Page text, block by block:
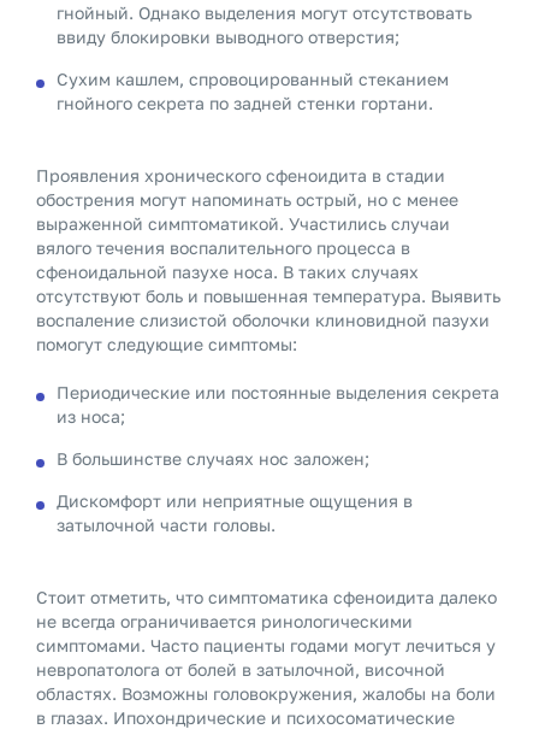
гнойный. Однако выделения могут отсутствовать
ввиду блокировки выводного отверстия;
Сухим кашлем, спровоцированный стеканием
гнойного секрета по задней стенки гортани.
Проявления хронического сфеноидита в стадии
обострения могут напоминать острый, но с менее
выраженной симптоматикой. Участились случаи
вялого течения воспалительного процесса в
сфеноидальной пазухе носа. В таких случаях
отсутствуют боль и повышенная температура. Выявить
воспаление слизистой оболочки клиновидной пазухи
помогут следующие симптомы:
Периодические или постоянные выделения секрета
из носа;
В большинстве случаях нос заложен;
Дискомфорт или неприятные ощущения в
затылочной части головы.
Стоит отметить, что симптоматика сфеноидита далеко
не всегда ограничивается ринологическими
симптомами. Часто пациенты годами могут лечиться у
невропатолога от болей в затылочной, височной
областях. Возможны головокружения, жалобы на боли
в глазах. Ипохондрические и психосоматические